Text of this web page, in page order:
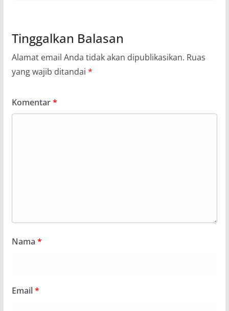
Tinggalkan Balasan
Alamat email Anda tidak akan dipublikasikan. Ruas
yang wajib ditandai *
Komentar*
Nama *
Email*